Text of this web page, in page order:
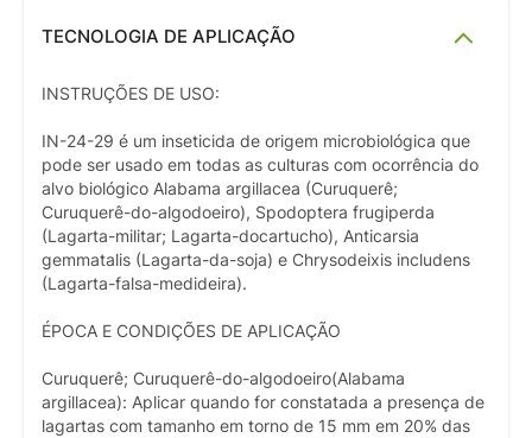
TECNOLOGIA DE APLICAÇÃO
INSTRUÇÕES DE USO:
IN-24-29 é um inseticida de origem microbiológica que
pode ser usado em todas as culturas com ocorrência do
alvo biológico Alabama argillacea (Curuquerê;
Curuquerê-do-algodoeiro), Spodoptera frugiperda
(Lagarta-militar; Lagarta-docartucho), Anticarsia
gemmatalis (Lagarta-da-soja) e Chrysodeixis includens
(Lagarta-falsa-medideira).
ÉPOCA E CONDIÇÕES DE APLICAÇÃO
Curuquerê; Curuquerê-do-algodoeiro(Alabama
argillacea): Aplicar quando for constatada a presença de
lagartas com tamanho em torno de 15 mm em 20% das